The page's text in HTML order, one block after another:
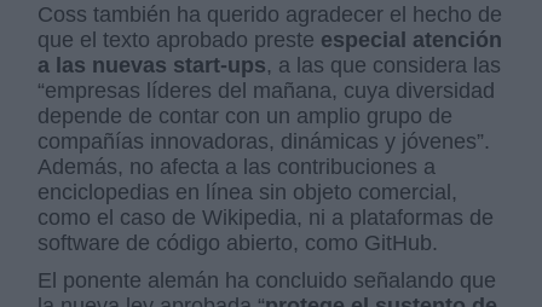
Coss también ha querido agradecer el hecho de
que el texto aprobado preste especial atención
a las nuevas start-ups, a las que considera las
“empresas líderes del mañana, cuya diversidad
depende de contar con un amplio grupo de
compañías innovadoras, dinámicas y jóvenes”.
Además, no afecta a las contribuciones a
enciclopedias en línea sin objeto comercial,
como el caso de Wikipedia, ni a plataformas de
software de código abierto, como GitHub.
El ponente alemán ha concluido señalando que